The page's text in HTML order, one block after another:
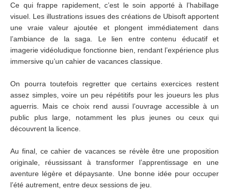
Ce qui frappe rapidement, c’est le soin apporté à l’habillage
visuel. Les illustrations issues des créations de Ubisoft apportent
une vraie valeur ajoutée et plongent immédiatement dans
l’ambiance de la saga. Le lien entre contenu éducatif et
imagerie vidéoludique fonctionne bien, rendant l’expérience plus
immersive qu’un cahier de vacances classique.
On pourra toutefois regretter que certains exercices restent
assez simples, voire un peu répétitifs pour les joueurs les plus
aguerris. Mais ce choix rend aussi l’ouvrage accessible à un
public plus large, notamment les plus jeunes ou ceux qui
découvrent la licence.
Au final, ce cahier de vacances se révèle être une proposition
originale, réussissant à transformer l’apprentissage en une
aventure légère et dépaysante. Une bonne idée pour occuper
l’été autrement, entre deux sessions de jeu.